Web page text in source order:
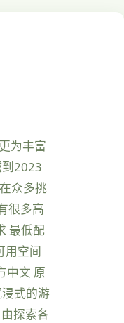
为丰富
2023
众多挑
很多高
最低配
用空间
中文 原
式的游
探索各